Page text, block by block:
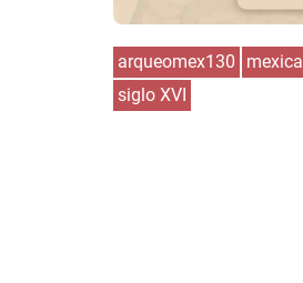
arqueomex130 mexica
siglo XVI